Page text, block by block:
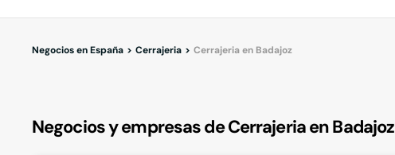
Negocios en España Cerrajeria Cerrajeria en Badajoz
Negocios y empresas de Cerrajeria en Badajoz